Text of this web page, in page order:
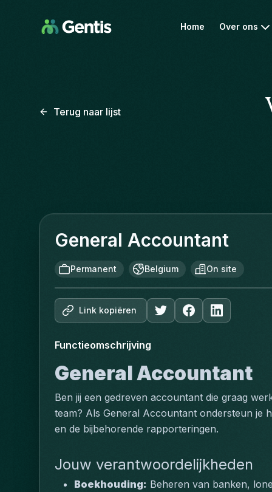
Home Over ons
Terug naar lijst
General Accountant
Permanent Belgium On site
Link kopiëren
Functieomschrijving
General Accountant
Ben jij een gedreven accountant die graag
team? Als General Accountant ondersteun je
en de bijbehorende rapporteringen.
Jouw verantwoordelijkheden
Boekhouding: Beheren van banken,